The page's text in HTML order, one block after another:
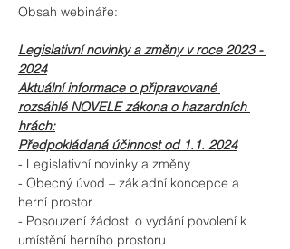
Obsah webináře:
Legislativní novinky a změny v roce 2023 -
2024
Aktuální informace o připravované
rozsáhlé NOVELE zákona o hazardních
hrách:
Předpokládaná účinnost od 1.1. 2024
- Legislativní novinky a změny
- Obecný úvod – základní koncepce a
herní prostor
- Posouzení žádosti o vydání povolení k
umístění herního prostoru